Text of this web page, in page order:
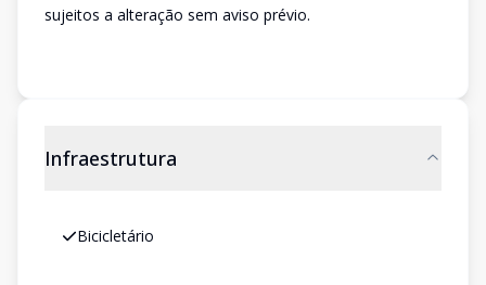
sujeitos a alteração sem aviso prévio.
Infraestrutura
Bicicletário